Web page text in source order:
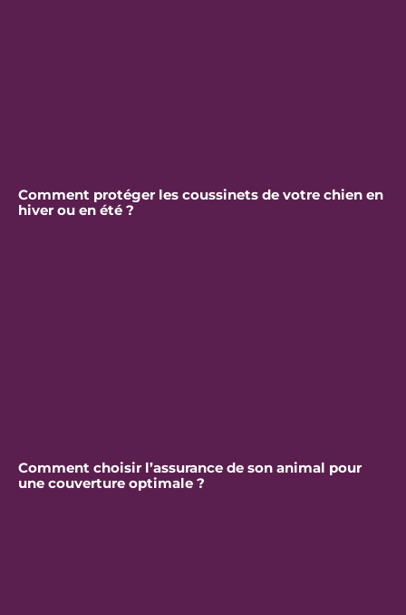
Comment protéger les coussinets de votre chien en
hiver ou en été ?
Comment choisir l’assurance de son animal pour
une couverture optimale ?